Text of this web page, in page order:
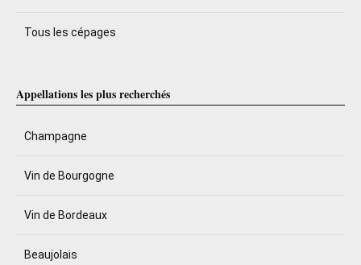
Tous les cépages
Appellations les plus recherchés
Champagne
Vin de Bourgogne
Vin de Bordeaux
Beaujolais